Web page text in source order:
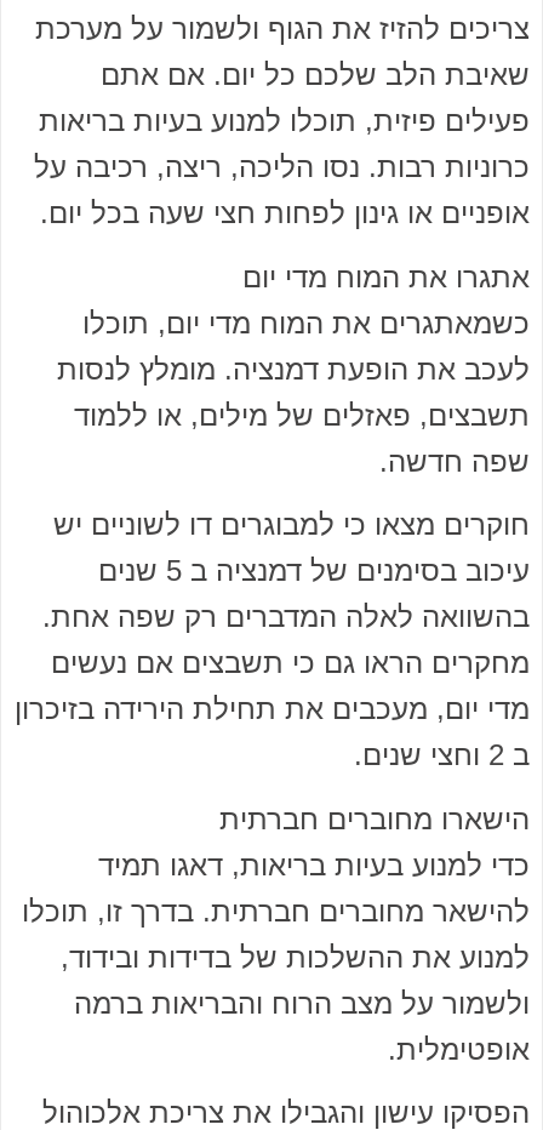
צריכים להזיז את הגוף ולשמור על מערכת
שאיבת הלב שלכם כל יום. אם אתם
פעילים פיזית, תוכלו למנוע בעיות בריאות
כרוניות רבות. נסו הליכה, ריצה, רכיבה על
אופניים או גינון לפחות חצי שעה בכל יום.
אתגרו את המוח מדי יום
כשמאתגרים את המוח מדי יום, תוכלו
לעכב את הופעת דמנציה. מומלץ לנסות
תשבצים, פאזלים של מילים, או ללמוד
שפה חדשה.
חוקרים מצאו כי למבוגרים דו לשוניים יש
עיכוב בסימנים של דמנציה ב 5 שנים
בהשוואה לאלה המדברים רק שפה אחת.
מחקרים הראו גם כי תשבצים אם נעשים
מדי יום, מעכבים את תחילת הירידה בזיכרון
ב 2 וחצי שנים.
הישארו מחוברים חברתית
כדי למנוע בעיות בריאות, דאגו תמיד
להישאר מחוברים חברתית. בדרך זו, תוכלו
למנוע את ההשלכות של בדידות ובידוד,
ולשמור על מצב הרוח והבריאות ברמה
אופטימלית.
הפסיקו עישון והגבילו את צריכת אלכוהול